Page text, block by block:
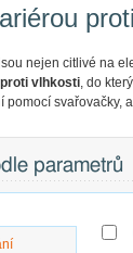
nejen citlivé na
vlhkosti , do
pomocí svařovačky,
parametrů